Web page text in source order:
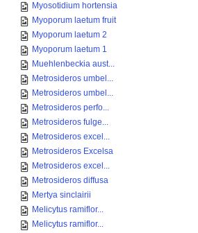
Myosotidium hortensia
Myoporum laetum fruit
Myoporum laetum 2
Myoporum laetum 1
Muehlenbeckia aust...
Metrosideros umbel...
Metrosideros umbel...
Metrosideros perfo...
Metrosideros fulge...
Metrosideros excel...
Metrosideros Excelsa
Metrosideros excel...
Metrosideros diffusa
Mertya sinclairii
Melicytus ramiflor...
Melicytus ramiflor...